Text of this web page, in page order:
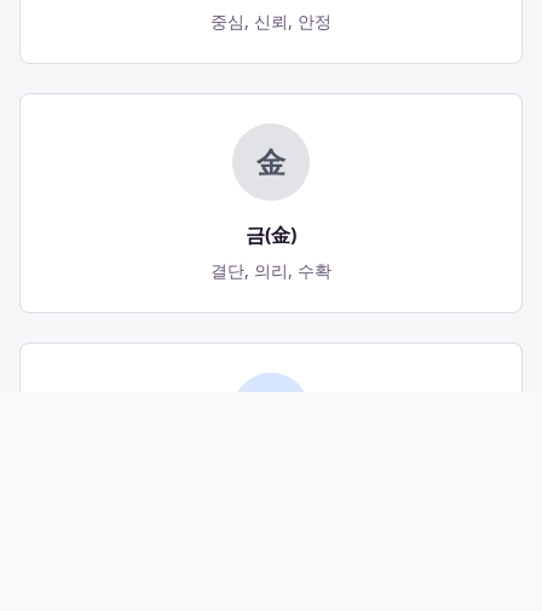
중심, 신뢰, 안정
金
금(金)
결단, 의리, 수확